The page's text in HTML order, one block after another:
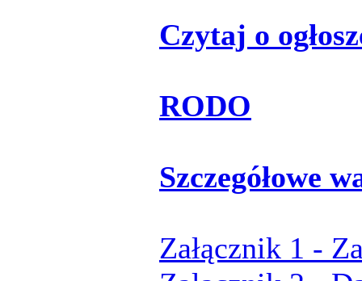
Czytaj o
RODO
Szczegółowe
Załącznik 1 -